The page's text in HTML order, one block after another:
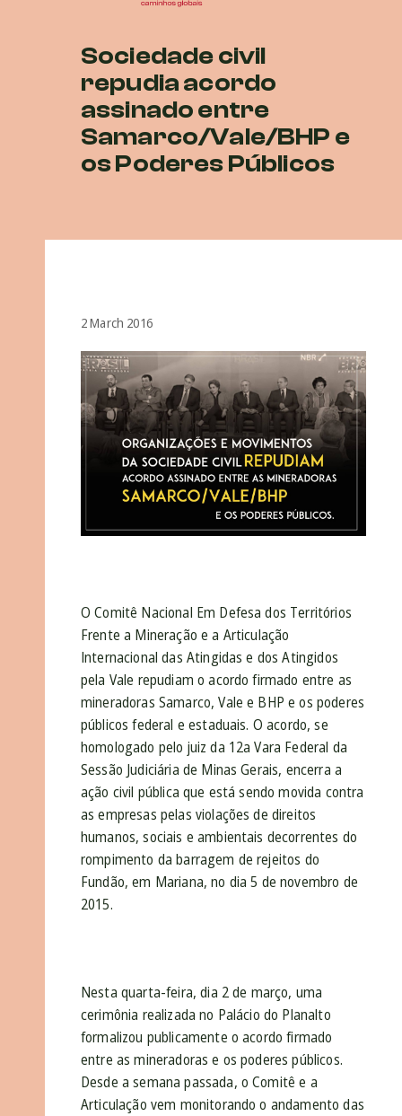
Sociedade civil
repudia acordo
assinado entre
Samarco/Vale/BHP e
os Poderes Públicos
2 March 2016
O Comitê Nacional Em Defesa dos Territórios
Frente a Mineração e a Articulação
Internacional das Atingidas e dos Atingidos
pela Vale repudiam o acordo firmado entre as
mineradoras Samarco, Vale e BHP e os poderes
públicos federal e estaduais. O acordo, se
homologado pelo juiz da 12a Vara Federal da
Sessão Judiciária de Minas Gerais, encerra a
ação civil pública que está sendo movida contra
as empresas pelas violações de direitos
humanos, sociais e ambientais decorrentes do
rompimento da barragem de rejeitos do
Fundão, em Mariana, no dia 5 de novembro de
2015.
Nesta quarta-feira, dia 2 de março, uma
cerimônia realizada no Palácio do Planalto
formalizou publicamente o acordo firmado
entre as mineradoras e os poderes públicos.
Desde a semana passada, o Comitê e a
Articulação vem monitorando o andamento das